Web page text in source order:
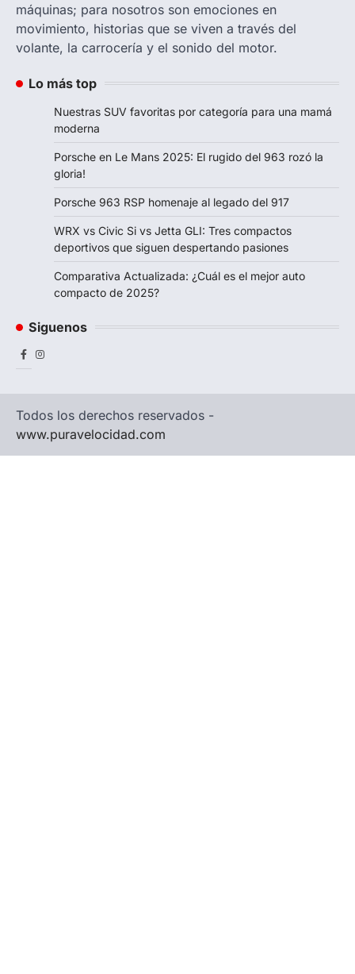
máquinas; para nosotros son emociones en
movimiento, historias que se viven a través del
volante, la carrocería y el sonido del motor.
Lo más top
Nuestras SUV favoritas por categoría para una mamá
moderna
Porsche en Le Mans 2025: El rugido del 963 rozó la
gloria!
Porsche 963 RSP homenaje al legado del 917
WRX vs Civic Si vs Jetta GLI: Tres compactos
deportivos que siguen despertando pasiones
Comparativa Actualizada: ¿Cuál es el mejor auto
compacto de 2025?
Siguenos
Facebook
Instagram
Todos los derechos reservados -
www.puravelocidad.com